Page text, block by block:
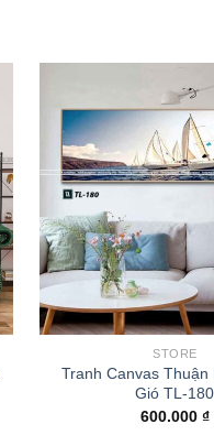
STORE
Tranh Canvas Thuận
Gió TL-180
600.000 ₫